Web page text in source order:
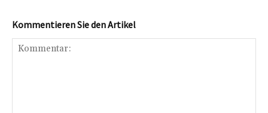
Kommentieren Sie den Artikel